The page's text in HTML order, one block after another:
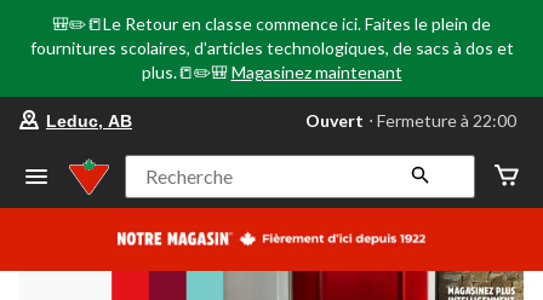
🎒✏️📒Le Retour en classe commence ici. Faites le plein de
fournitures scolaires, d'articles technologiques, de sacs à dos et
plus.📒✏️🎒 Magasinez maintenant
votre
préféré
Leduc,
AB,
courament
Fermeture
Leduc, AB Ouvert ⋅ Fermeture à 22:00
Recherche